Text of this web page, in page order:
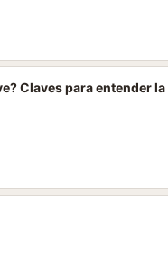
Claves para entender la